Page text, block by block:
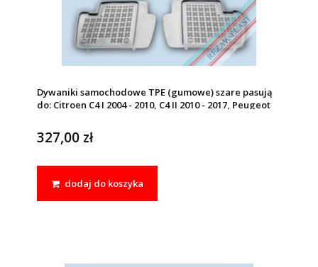
Dywaniki samochodowe TPE (gumowe) szare pasują
do: Citroen C4 I 2004 - 2010, C4 II 2010 - 2017, Peugeot
327,00 zł
dodaj do koszyka